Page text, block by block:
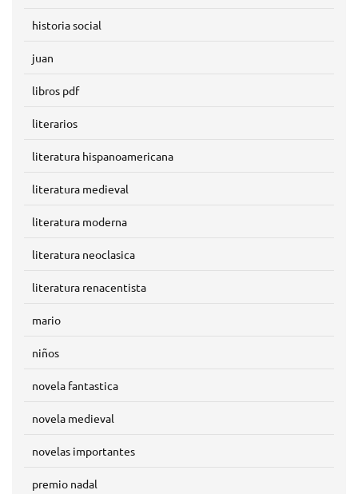
historia social
juan
libros pdf
literarios
literatura hispanoamericana
literatura medieval
literatura moderna
literatura neoclasica
literatura renacentista
mario
niños
novela fantastica
novela medieval
novelas importantes
premio nadal